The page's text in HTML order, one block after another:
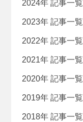
2024年 記事一覧
2023年 記事一覧
2022年 記事一覧
2021年 記事一覧
2020年 記事一覧
2019年 記事一覧
2018年 記事一覧